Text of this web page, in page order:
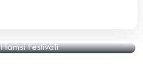
Hamsi Festivali